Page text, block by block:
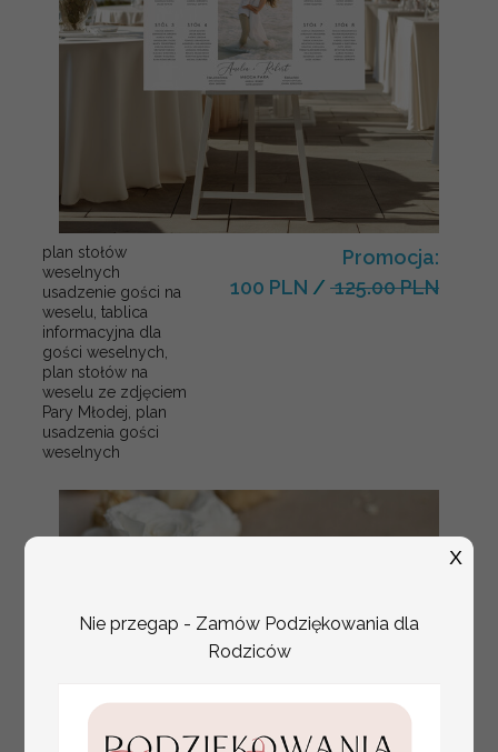
plan stołów
weselnych
usadzenie gości na
weselu, tablica
informacyjna dla
gości weselnych,
plan stołów na
weselu ze zdjęciem
Pary Młodej, plan
usadzenia gości
weselnych
Promocja:
100 PLN / 125.00 PLN
Nie przegap - Zamów Podziękowania dla
Rodziców
X